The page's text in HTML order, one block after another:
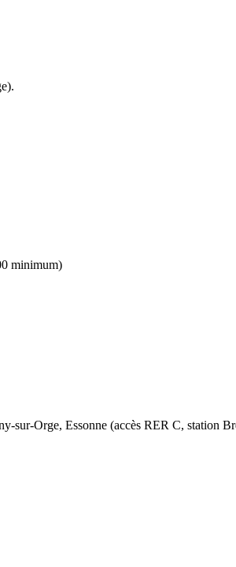
minimum)
sur-Orge, Essonne (accès RER C, station